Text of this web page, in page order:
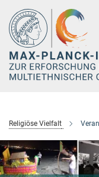
Hauptinhalt
Religiöse Vielfalt